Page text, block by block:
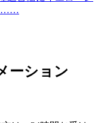
……
ーション